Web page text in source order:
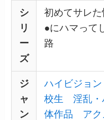
シ
リ
ー
ズ
初めてサレ
●にハマって
路
ジ
ャ
ン
ハイビジョン
校生
淫乱
体作品
ア